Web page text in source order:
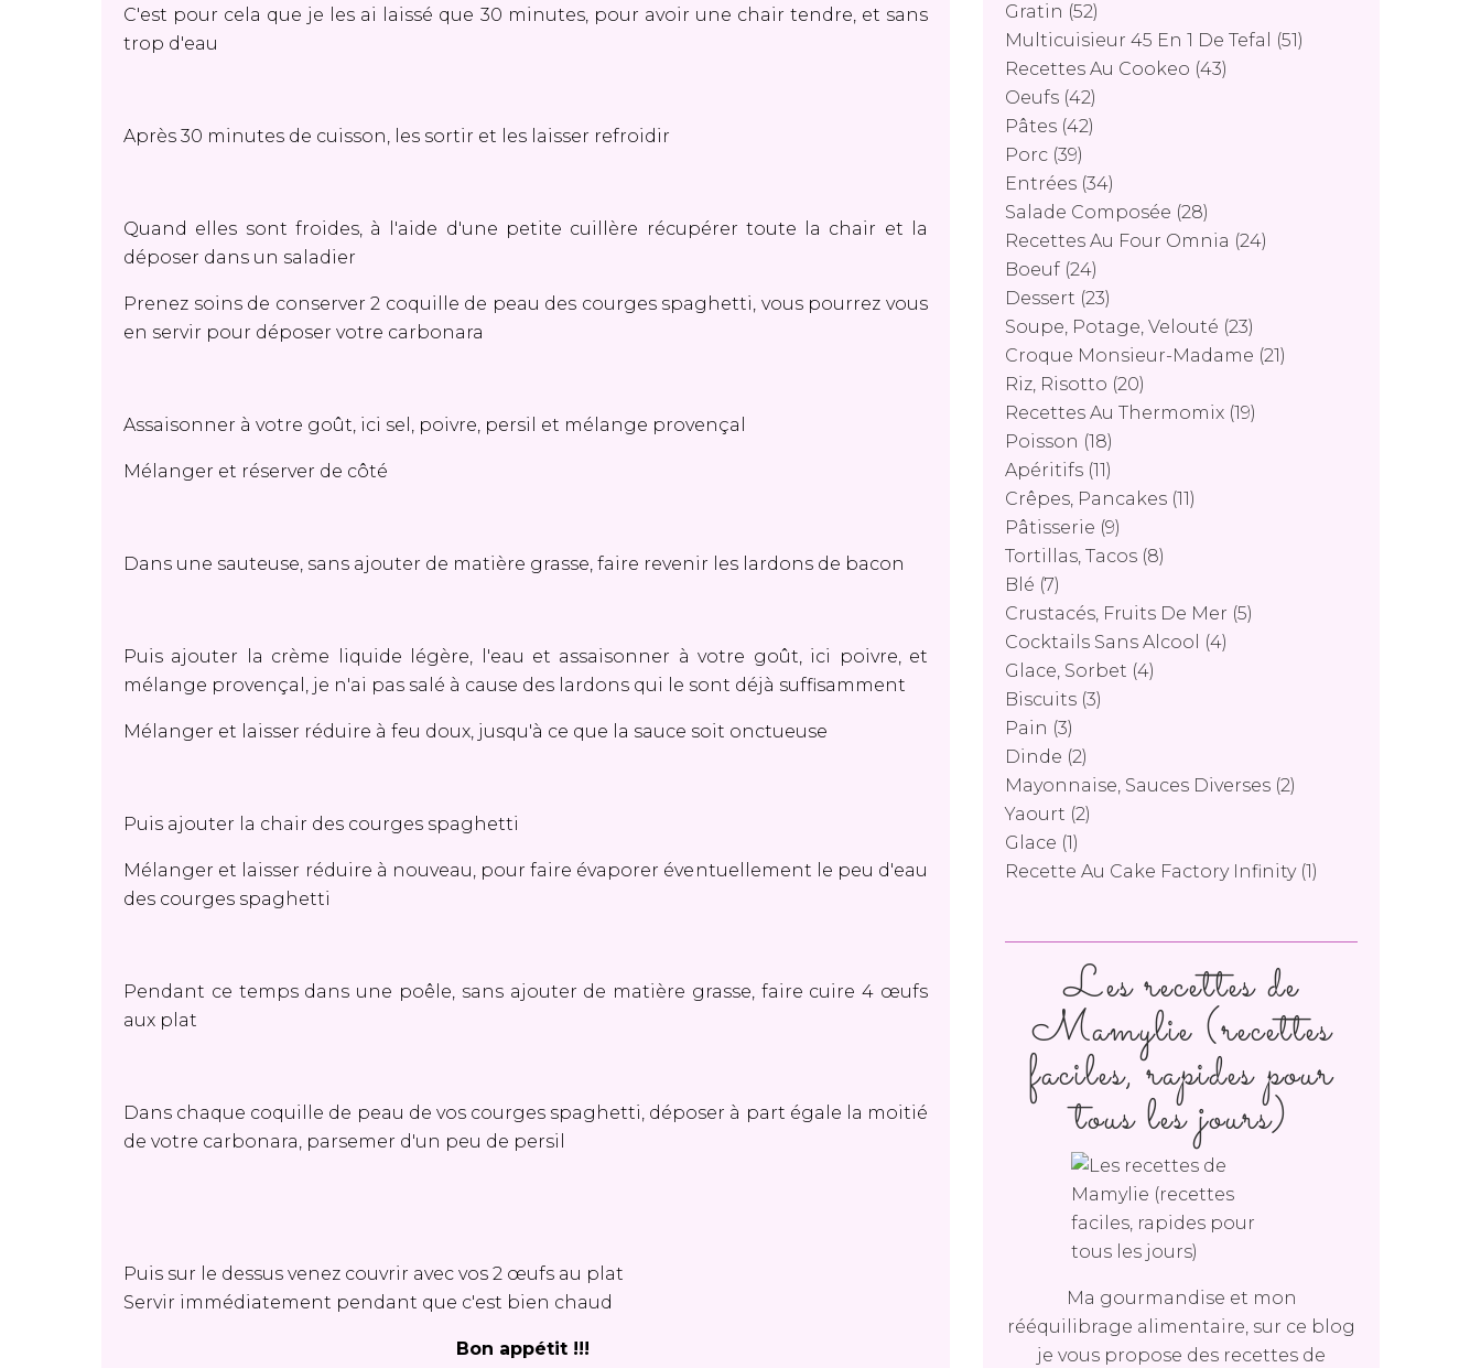
C'est pour cela que je les ai laissé que 30 minutes, pour avoir une chair tendre, et sans
trop d'eau
Après 30 minutes de cuisson, les sortir et les laisser refroidir
Quand elles sont froides, à l'aide d'une petite cuillère récupérer toute la chair et la
déposer dans un saladier
Prenez soins de conserver 2 coquille de peau des courges spaghetti, vous pourrez vous
en servir pour déposer votre carbonara
Assaisonner à votre goût, ici sel, poivre, persil et mélange provençal
Mélanger et réserver de côté
Dans une sauteuse, sans ajouter de matière grasse, faire revenir les lardons de bacon
Puis ajouter la crème liquide légère, l'eau et assaisonner à votre goût, ici poivre, et
mélange provençal, je n'ai pas salé à cause des lardons qui le sont déjà suffisamment
Mélanger et laisser réduire à feu doux, jusqu'à ce que la sauce soit onctueuse
Puis ajouter la chair des courges spaghetti
Mélanger et laisser réduire à nouveau, pour faire évaporer éventuellement le peu d'eau
des courges spaghetti
Pendant ce temps dans une poêle, sans ajouter de matière grasse, faire cuire 4 œufs
aux plat
Dans chaque coquille de peau de vos courges spaghetti, déposer à part égale la moitié
de votre carbonara, parsemer d'un peu de persil
Puis sur le dessus venez couvrir avec vos 2 œufs au plat
Servir immédiatement pendant que c'est bien chaud
Bon appétit !!!
Gratin (52)
Multicuisieur 45 En 1 De Tefal
(51)
Recettes Au Cookeo (43)
Oeufs (42)
Pâtes (42)
Porc (39)
Entrées (34)
Salade Composée (28)
Recettes Au Four Omnia (24)
Boeuf (24)
Dessert (23)
Soupe, Potage, Velouté (23)
Croque Monsieur-Madame (21)
Riz, Risotto (20)
Recettes Au Thermomix (19)
Poisson (18)
Apéritifs (11)
Crêpes, Pancakes (11)
Pâtisserie (9)
Tortillas, Tacos (8)
Blé (7)
Crustacés, Fruits De Mer (5)
Cocktails Sans Alcool
(4)
Glace, Sorbet (4)
Biscuits (3)
Pain (3)
Dinde (2)
Mayonnaise, Sauces Diverses (2)
Yaourt (2)
Glace (1)
Recette Au Cake Factory Infinity(1)
Les recettes de
Mamylie (recettes
faciles, rapides pour
tous les jours)
Ma gourmandise et mon
rééquilibrage alimentaire, sur ce blog
je vous propose des recettes de